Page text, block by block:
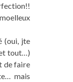
(oui, jte
tout…)
de faire
mais